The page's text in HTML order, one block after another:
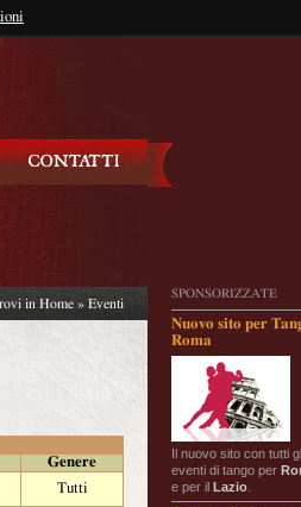
SPONSORIZZATE
Nuovo sito per
Roma
Il nuovo sito con tutti
eventi di tango per
e per il Lazio
in Home » Eventi
Genere
Tutti